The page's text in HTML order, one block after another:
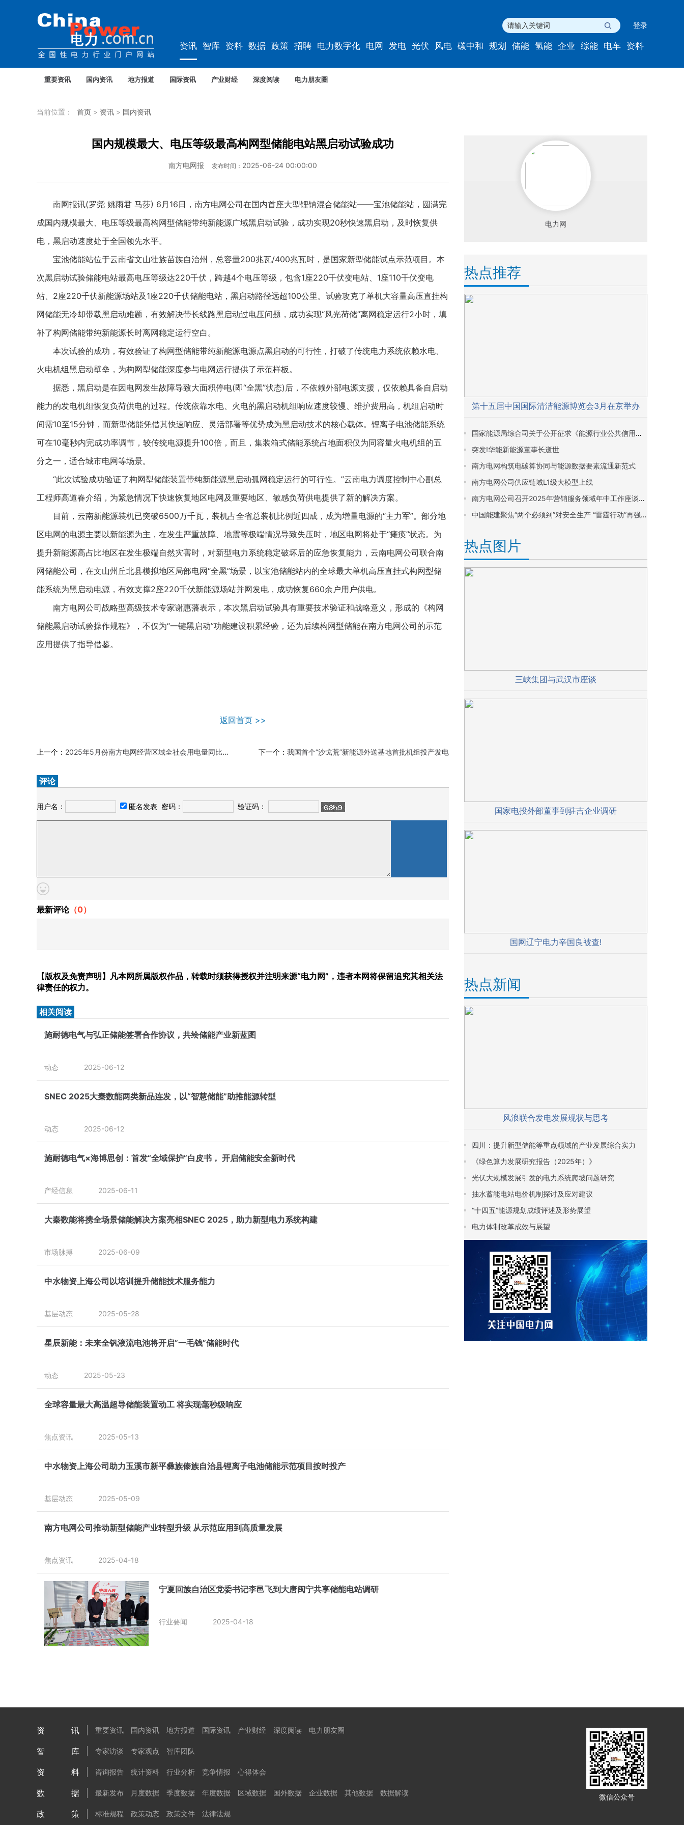
登录
资讯 智库 资料 数据 政策 招聘 电力数字化 电网 发电 光伏 风电 碳中和 规划 储能 氢能 企业 综能 电车 资料
重要资讯 国内资讯 地方报道 国际资讯 产业财经 深度阅读 电力朋友圈
当前位置： 首页 > 资讯 > 国内资讯
国内规模最大、电压等级最高构网型储能电站黑启动试验成功
南方电网报 发布时间： 2025-06-24 00:00:00
南网报讯(罗尧 姚雨君 马莎) 6月16日，南方电网公司在国内首座大型锂钠混合储能站——宝池储能站，圆满完
成国内规模最大、电压等级最高构网型储能带纯新能源广域黑启动试验，成功实现20秒快速黑启动，及时恢复供
电，黑启动速度处于全国领先水平。
宝池储能站位于云南省文山壮族苗族自治州，总容量200兆瓦/400兆瓦时，是国家新型储能试点示范项目。本
次黑启动试验储能电站最高电压等级达220千伏，跨越4个电压等级，包含1座220千伏变电站、1座110千伏变电
站、2座220千伏新能源场站及1座220千伏储能电站，黑启动路径远超100公里。试验攻克了单机大容量高压直挂构
网储能无冷却带载黑启动难题，有效解决带长线路黑启动过电压问题，成功实现“风光荷储”离网稳定运行2小时，填
补了构网储能带纯新能源长时离网稳定运行空白。
本次试验的成功，有效验证了构网型储能带纯新能源电源点黑启动的可行性，打破了传统电力系统依赖水电、
火电机组黑启动壁垒，为构网型储能深度参与电网运行提供了示范样板。
据悉，黑启动是在因电网发生故障导致大面积停电(即“全黑”状态)后，不依赖外部电源支援，仅依赖具备自启动
能力的发电机组恢复负荷供电的过程。传统依靠水电、火电的黑启动机组响应速度较慢、维护费用高，机组启动时
间需10至15分钟，而新型储能凭借其快速响应、灵活部署等优势成为黑启动技术的核心载体。锂离子电池储能系统
可在10毫秒内完成功率调节，较传统电源提升100倍，而且，集装箱式储能系统占地面积仅为同容量火电机组的五
分之一，适合城市电网等场景。
“此次试验成功验证了构网型储能装置带纯新能源黑启动孤网稳定运行的可行性。”云南电力调度控制中心副总
工程师高道春介绍，为紧急情况下快速恢复地区电网及重要地区、敏感负荷供电提供了新的解决方案。
目前，云南新能源装机已突破6500万千瓦，装机占全省总装机比例近四成，成为增量电源的“主力军”。部分地
区电网的电源主要以新能源为主，在发生严重故障、地震等极端情况导致失压时，地区电网将处于“瘫痪”状态。为
提升新能源高占比地区在发生极端自然灾害时，对新型电力系统稳定破坏后的应急恢复能力，云南电网公司联合南
网储能公司，在文山州丘北县模拟地区局部电网“全黑”场景，以宝池储能站内的全球最大单机高压直挂式构网型储
能系统为黑启动电源，有效支撑2座220千伏新能源场站并网发电，成功恢复660余户用户供电。
南方电网公司战略型高级技术专家谢惠藩表示，本次黑启动试验具有重要技术验证和战略意义，形成的《构网
储能黑启动试验操作规程》，不仅为“一键黑启动”功能建设积累经验，还为后续构网型储能在南方电网公司的示范
应用提供了指导借鉴。
返回首页 >>
上一个： 2025年5月份南方电网经营区域全社会用电量同比增长7.4% 下一个： 我国首个“沙戈荒”新能源外送基地首批机组投产发电
评论
用户名： 匿名发表 密码： 验证码：
最新评论（0）
【版权及免责声明】凡本网所属版权作品，转载时须获得授权并注明来源“电力网”，违者本网将保留追究其相关法
律责任的权力。
相关阅读
施耐德电气与弘正储能签署合作协议，共绘储能产业新蓝图
动态 2025-06-12
SNEC 2025大秦数能两类新品连发，以“智慧储能”助推能源转型
动态 2025-06-12
施耐德电气×海博思创：首发“全域保护”白皮书， 开启储能安全新时代
产经信息 2025-06-11
大秦数能将携全场景储能解决方案亮相SNEC 2025，助力新型电力系统构建
市场脉搏 2025-06-09
中水物资上海公司以培训提升储能技术服务能力
基层动态 2025-05-28
星辰新能：未来全钒液流电池将开启”一毛钱”储能时代
动态 2025-05-23
全球容量最大高温超导储能装置动工 将实现毫秒级响应
焦点资讯 2025-05-13
中水物资上海公司助力玉溪市新平彝族傣族自治县锂离子电池储能示范项目按时投产
基层动态 2025-05-09
南方电网公司推动新型储能产业转型升级 从示范应用到高质量发展
焦点资讯 2025-04-18
宁夏回族自治区党委书记李邑飞到大唐闽宁共享储能电站调研
行业要闻 2025-04-18
电力网
热点推荐
第十五届中国国际清洁能源博览会3月在京举办
国家能源局综合司关于公开征求《能源行业公共信用信息管理办法（征求意见稿）》意见的通知
突发!华能新能源董事长逝世
南方电网构筑电碳算协同与能源数据要素流通新范式
南方电网公司供应链域L1级大模型上线
南方电网公司召开2025年营销服务领域年中工作座谈会暨营销助力海南封关运作启动会，要求 攻坚“十四五”圆满收官 谋划“十五五”开篇布局
中国能建聚焦“两个必须到”对安全生产 “雷霆行动”再强调、再部署、再落实
热点图片
三峡集团与武汉市座谈
国家电投外部董事到驻吉企业调研
国网辽宁电力辛国良被查!
热点新闻
风浪联合发电发展现状与思考
四川：提升新型储能等重点领域的产业发展综合实力
《绿色算力发展研究报告（2025年）》
光伏大规模发展引发的电力系统爬坡问题研究
抽水蓄能电站电价机制探讨及应对建议
“十四五”能源规划成绩评述及形势展望
电力体制改革成效与展望
微信公众号
资讯 重要资讯 国内资讯 地方报道 国际资讯 产业财经 深度阅读 电力朋友圈
智库 专家访谈 专家观点 智库团队
资料 咨询报告 统计资料 行业分析 竞争情报 心得体会
数据 最新发布 月度数据 季度数据 年度数据 区域数据 国外数据 企业数据 其他数据 数据解读
政策 标准规程 政策动态 政策文件 法律法规